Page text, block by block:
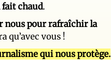
fait chaud.
nous pour rafraîchir la
qu’avec vous !
qui nous protège.